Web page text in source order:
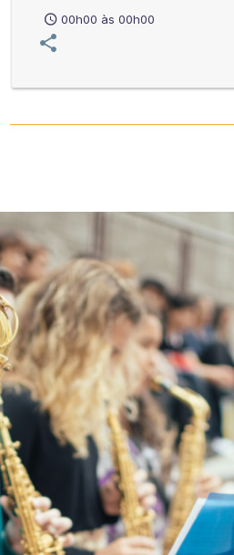
00h00 às 00h00